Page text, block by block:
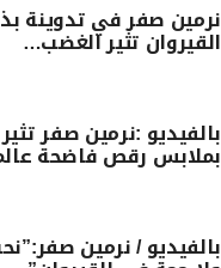
نرمين صفر في تدوينة
القيروان تثير الغضب…
بالفيديو :نرمين صفر
بملابس رقص فاضحة
بالفيديو / نرمين